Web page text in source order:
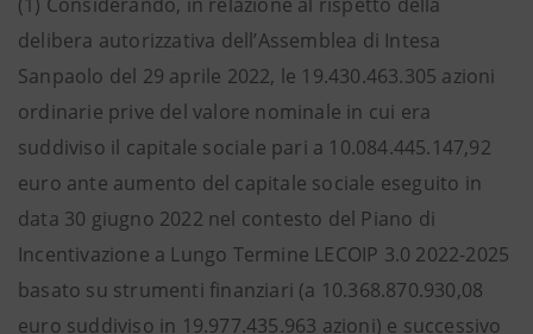
delibera autorizzativa dell’Assemblea di Intesa
Sanpaolo del 29 aprile 2022, le 19.430.463.305 azioni
ordinarie prive del valore nominale in cui era
suddiviso il capitale sociale pari a 10.084.445.147,92
euro ante aumento del capitale sociale eseguito in
data 30 giugno 2022 nel contesto del Piano di
Incentivazione a Lungo Termine LECOIP 3.0 2022-2025
basato su strumenti finanziari (a 10.368.870.930,08
euro suddiviso in 19.977.435.963 azioni) e successivo